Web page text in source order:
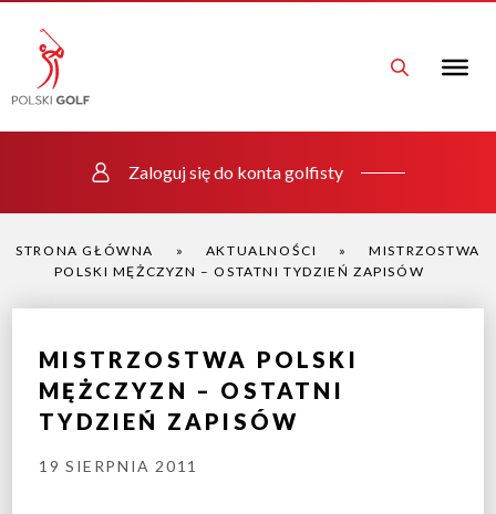
Zaloguj się do konta golfisty
STRONA GŁÓWNA » AKTUALNOŚCI »
MISTRZOSTWA
POLSKI MĘŻCZYZN – OSTATNI TYDZIEŃ ZAPISÓW
MISTRZOSTWA POLSKI
MĘŻCZYZN – OSTATNI
TYDZIEŃ ZAPISÓW
19 SIERPNIA 2011